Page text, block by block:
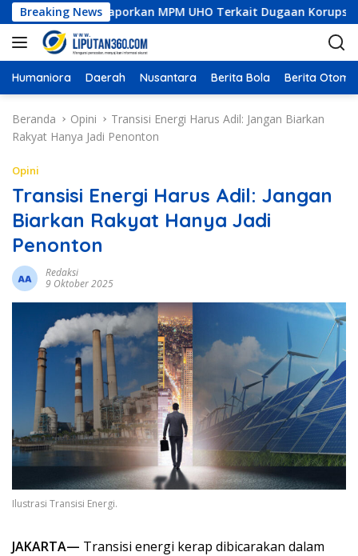
a
g
u
Breaking News
Dilaporkan MPM UHO Terkait Dugaan Korupsi dan
Humaniora Daerah Nusantara Berita Bola Berita
Beranda Opini
Transisi Energi Harus Adil: Jangan Biarkan
Rakyat Hanya Jadi Penonton
Opini
Transisi Energi Harus Adil: Jangan
Biarkan Rakyat Hanya Jadi
Penonton
Redaksi
9 Oktober 2025
Ilustrasi Transisi Energi.
JAKARTA— Transisi energi kerap dibicarakan dalam